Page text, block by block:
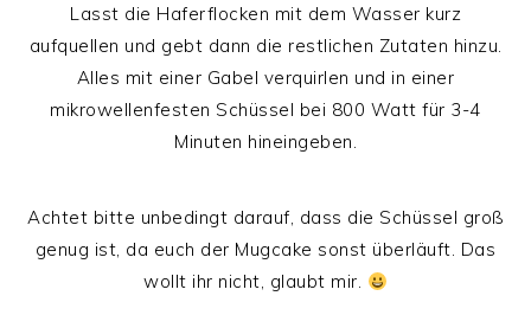
Lasst die Haferflocken mit dem Wasser kurz
aufquellen und gebt dann die restlichen Zutaten hinzu.
Alles mit einer Gabel verquirlen und in einer
mikrowellenfesten Schüssel bei 800 Watt für 3-4
Minuten hineingeben.
Achtet bitte unbedingt darauf, dass die Schüssel groß
genug ist, da euch der Mugcake sonst überläuft. Das
wollt ihr nicht, glaubt mir.